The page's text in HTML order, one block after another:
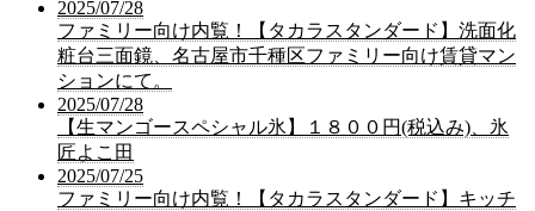
2025/07/28
ファミリー向け内覧！【タカラスタンダード】洗面化
粧台三面鏡、名古屋市千種区ファミリー向け賃貸マン
ションにて。
2025/07/28
【生マンゴースペシャル氷】１８００円(税込み)、氷
匠よこ田
2025/07/25
ファミリー向け内覧！【タカラスタンダード】キッチ